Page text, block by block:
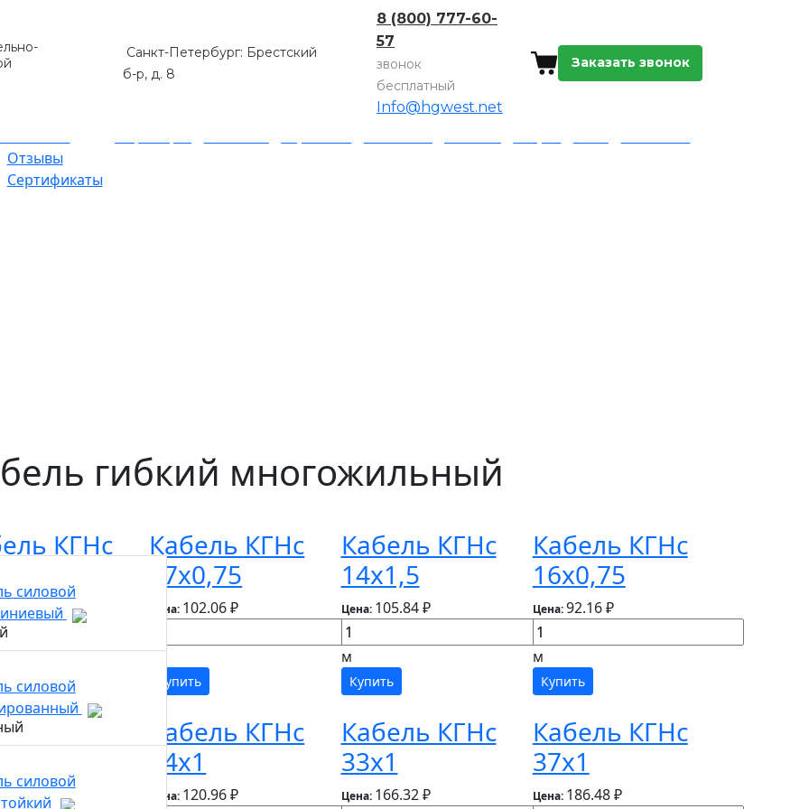
Санкт-Петербург: Брестский
б-р, д. 8
8 (800) 777-60-
57
звонок
бесплатный
Info@hgwest.net
Заказать звонок
Отзывы
Сертификаты
гибкий многожильный
КГНс
₽
Кабель КГНс
27х0,75
Цена: 102.06 ₽
м
Купить
Кабель КГНс
14х1,5
Цена: 105.84 ₽
м
Купить
Кабель КГНс
16х0,75
Цена:92.16 ₽
м
Купить
КГНс
₽
Кабель КГНс
24х1
Цена: 120.96 ₽
Кабель КГНс
33х1
Цена: 166.32 ₽
Кабель КГНс
37х1
Цена: 186.48 ₽
силовой
силовой
силовой